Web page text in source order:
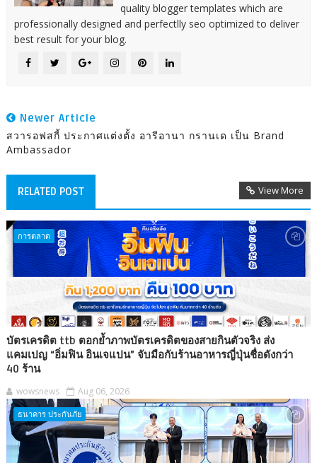
quality blogger templates which are
professionally designed and perfectlly seo optimized to deliver
best result for your blog.
Newer Article
สวารอฟสกี้ ประกาศแต่งตั้ง อารีอานา กรานเด เป็น Brand
Ambassador
RELATED POST View More
การตลาด
บัตรเครดิต ttb ตอกย้ำภาพบัตรเครดิตของสายกินตัวจริง ส่ง
แคมเปญ “อิ่มฟิน อินเจแปน” จับมือกับร้านอาหารญี่ปุ่นชื่อดังกว่า
40 ร้าน
wowsnews Aug 06, 2026
ธนาคาร ประกันภัย